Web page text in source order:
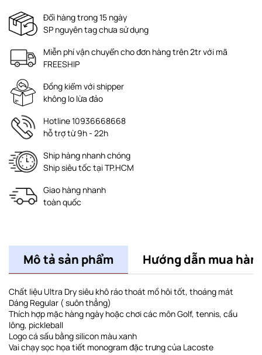
Đổi hàng trong 15 ngày
SP nguyên tag chưa sử dụng
Miễn phí vận chuyển cho đơn hàng trên 2tr với mã
FREESHIP
Đồng kiểm với shipper
không lo lừa đảo
Hotline 10936668668
hỗ trợ từ 9h - 22h
Ship hàng nhanh chóng
Ship siêu tốc tại TP.HCM
Giao hàng nhanh
toàn quốc
Mô tả sản phẩm Hướng dẫn mua
Chất liệu Ultra Dry siêu khô ráo thoát mồ hôi tốt, thoáng mát
Dáng Regular ( suôn thẳng)
Thích hợp mặc hàng ngày hoặc chơi các môn Golf, tennis, cầu
lông, pickleball
Logo cá sấu bằng silicon màu xanh
Vai chạy sọc họa tiết monogram đặc trưng của Lacoste